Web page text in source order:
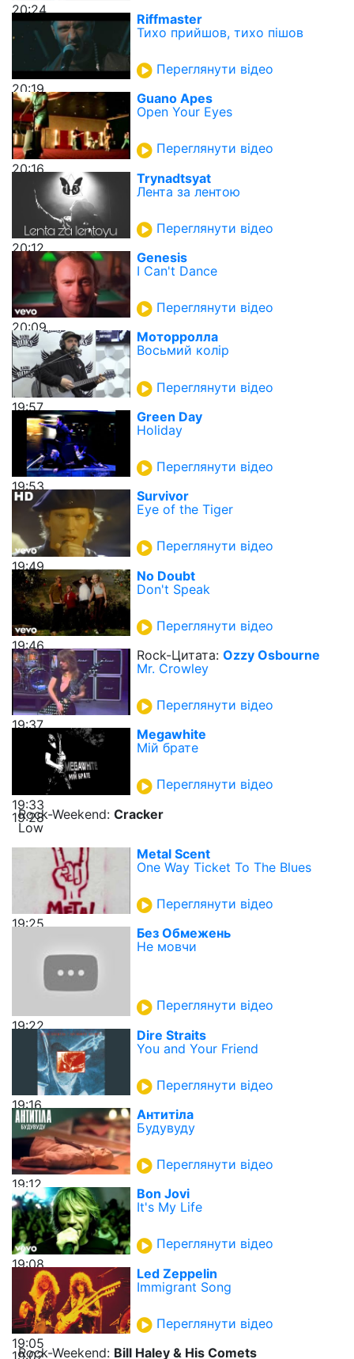
20:24
20:19
Riffmaster
Тихо прийшов, тихо пішов
Переглянути відео
20:16
Guano Apes
Open Your Eyes
Переглянути відео
20:12
Trynadtsyat
Лента за лентою
Переглянути відео
20:09
Genesis
I Can't Dance
Переглянути відео
19:57
Моторролла
Восьмий колір
Переглянути відео
19:53
Green Day
Holiday
Переглянути відео
19:49
Survivor
Eye of the Tiger
Переглянути відео
19:46
No Doubt
Don't Speak
Переглянути відео
19:37
Rock-Цитата: Ozzy Osbourne
Mr. Crowley
Переглянути відео
19:33
Megawhite
Мій брате
Переглянути відео
19:28
Rock-Weekend: Cracker
Low
19:25
Metal Scent
One Way Ticket To The Blues
Переглянути відео
19:22
Без Обмежень
Не мовчи
Переглянути відео
19:16
Dire Straits
You and Your Friend
Переглянути відео
19:12
Антитіла
Будувуду
Переглянути відео
19:08
Bon Jovi
It's My Life
Переглянути відео
19:05
Led Zeppelin
Immigrant Song
Переглянути відео
19:02
Rock-Weekend: Bill Haley & His Comets